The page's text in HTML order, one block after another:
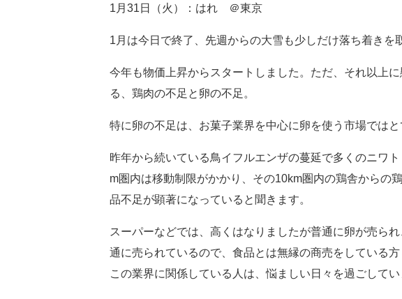
1月31日（火）：はれ ＠東京
1月は今日で終了、先週からの大雪も少しだけ落ち着きを
今年も物価上昇からスタートしました。ただ、それ以上
る、鶏肉の不足と卵の不足。
特に卵の不足は、お菓子業界を中心に卵を使う市場ではと
昨年から続いている鳥イフルエンザの蔓延で多くのニワ
m圏内は移動制限がかかり、その10km圏内の鶏舎からの
品不足が顕著になっていると聞きます。
スーパーなどでは、高くはなりましたが普通に卵が売ら
通に売られているので、食品とは無縁の商売をしている
この業界に関係している人は、悩ましい日々を過ごしてい